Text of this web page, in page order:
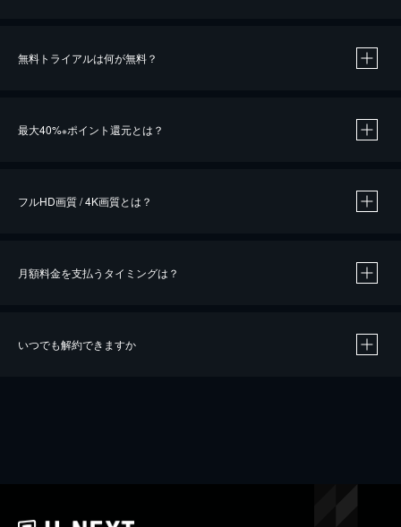
無料トライアルは何が無料？
最大40%※ポイント還元とは？
※40％ポイント還元の対象は、クレジットカード決済による作品の購入 / レンタルです。
iOSアプリのUコイン決済による作品の購入 / レンタルは、20％のポイント還元です。
フルHD画質 / 4K画質とは？
月額料金を支払うタイミングは？
いつでも解約できますか